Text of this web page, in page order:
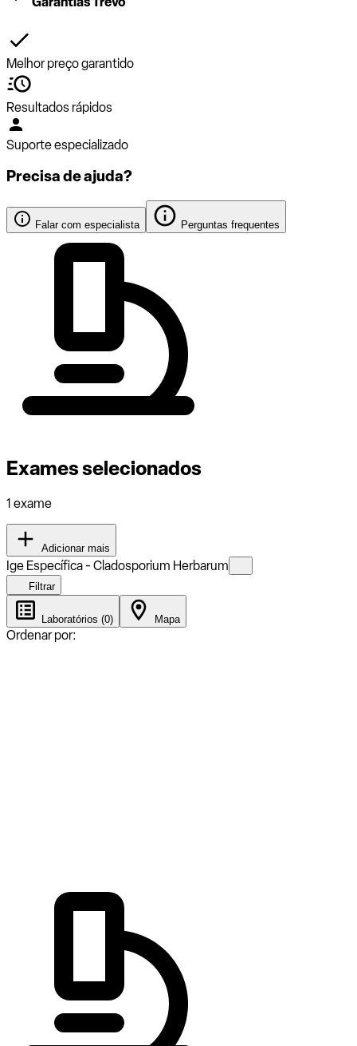
Melhor preço garantido
Resultados rápidos
Suporte especializado
Precisa de ajuda?
Falar com especialista Perguntas frequentes
Exames selecionados
1 exame
Adicionar mais
Ige Específica - Cladosporium Herbarum
Filtrar
Laboratórios (0) Mapa
Ordenar por: